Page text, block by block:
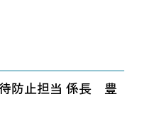
防止担当 係長 豊